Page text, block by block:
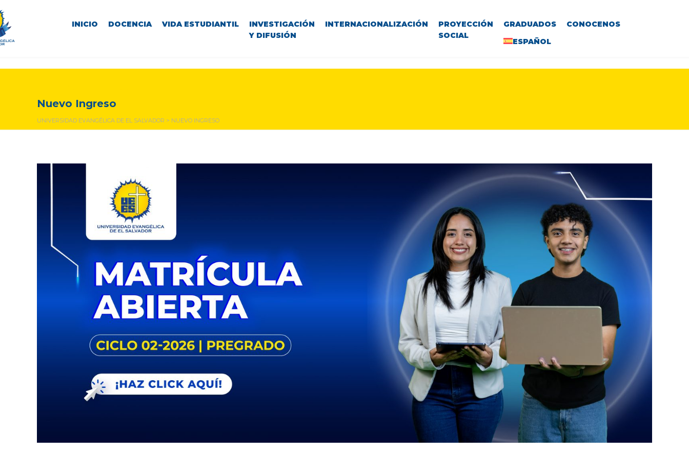
INICIO DOCENCIA VIDA ESTUDIANTIL
INVESTIGACIÓN
Y DIFUSIÓN
INTERNACIONALIZACIÓN
PROYECCIÓN
SOCIAL
GRADUADOS
CONOCENOS
ESPAÑOL
Nuevo Ingreso
UNIVERSIDAD EVANGÉLICA DE EL SALVADOR > NUEVO INGRESO